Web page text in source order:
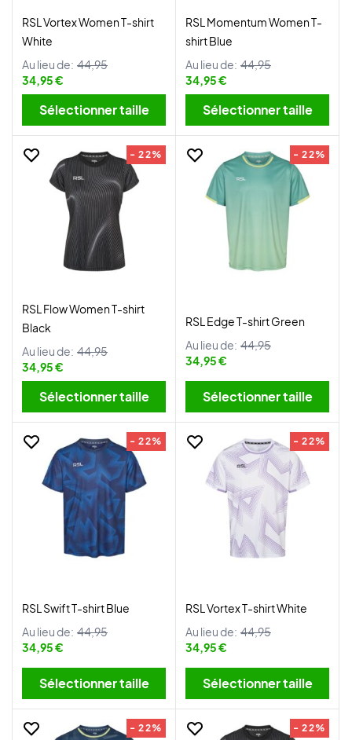
RSL Vortex Women T-shirt
White
Au lieu de: 44,95
34,95 €
Sélectionner taille
RSL Momentum Women T-
shirt Blue
Au lieu de: 44,95
34,95 €
Sélectionner taille
- 22%
RSL Flow Women T-shirt
Black
Au lieu de: 44,95
34,95 €
Sélectionner taille
- 22%
RSL Edge T-shirt Green
Au lieu de: 44,95
34,95 €
Sélectionner taille
- 22%
RSL Swift T-shirt Blue
Au lieu de: 44,95
34,95 €
Sélectionner taille
- 22%
RSL Vortex T-shirt White
Au lieu de: 44,95
34,95 €
Sélectionner taille
- 22% - 22%